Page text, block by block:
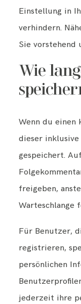
Einstellung in
verhindern.
Sie vorstehend
Wie
Wenn du einen
dieser
gespeichert.
freigeben,
Warteschlange
Für Benutzer,
registrieren,
persönlichen
jederzeit ihre